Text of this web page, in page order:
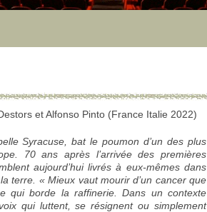
et Alfonso Pinto (France Italie 2022)
Syracuse, bat le poumon d’un des plus
70 ans après l’arrivée des premières
aujourd’hui livrés à eux-mêmes dans
terre. « Mieux vaut mourir d’un cancer que
qui borde la raffinerie. Dans un contexte
qui luttent, se résignent ou simplement